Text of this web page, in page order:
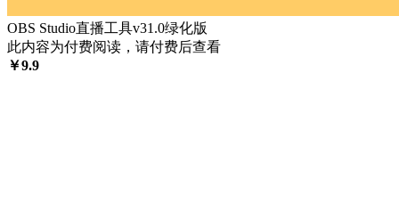
OBS Studio直播工具v31.0绿化版
此内容为付费阅读，请付费后查看
￥9.9